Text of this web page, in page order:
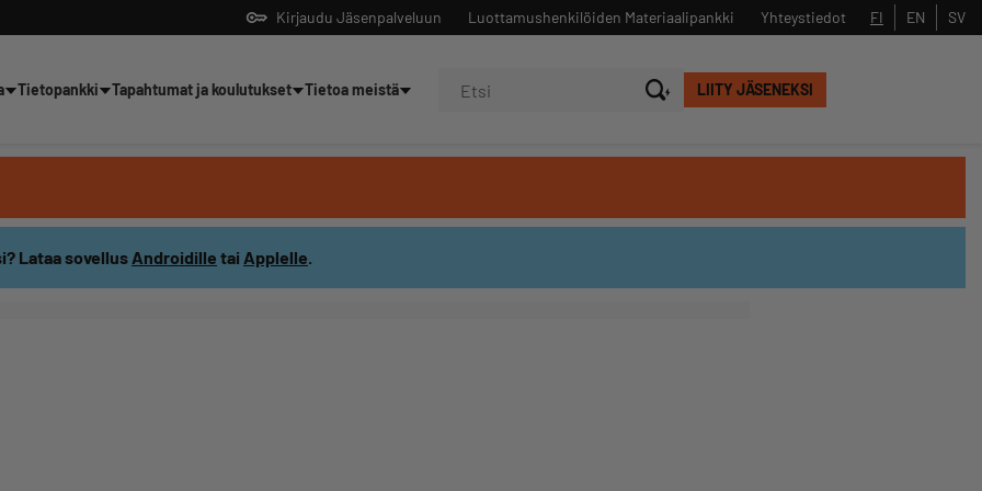
Kirjaudu Jäsenpalveluun Yhteystiedot
Luottamushenkilöiden Materiaalipankki FI EN SV
LIITY JÄSENEKSI
Tietopankki Tapahtumat ja koulutukset Tietoa meistä
Lataa sovellus Androidille tai Applelle.
Sulje
tekoälyltä